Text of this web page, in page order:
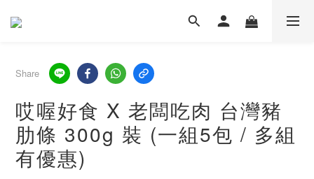
Share
哎喔好食 X 老闆吃肉 台灣豬
肋條 300g 裝 (一組5包 / 多組
有優惠)